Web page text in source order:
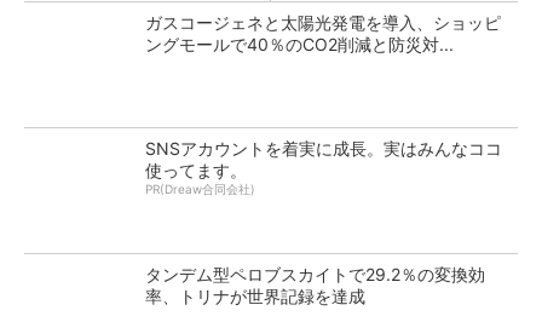
ガスコージェネと太陽光発電を導入、ショッピ
ングモールで40％のCO2削減と防災対...
SNSアカウントを着実に成長。実はみんなココ
使ってます。
PR(Dreaw合同会社)
タンデム型ペロブスカイトで29.2％の変換効
率、トリナが世界記録を達成